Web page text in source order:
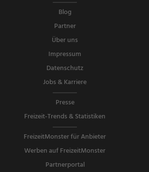
Blog
Partner
Über uns
Impressum
Datenschutz
Jobs & Karriere
Presse
Freizeit-Trends & Statistiken
FreizeitMonster für Anbieter
Werben auf FreizeitMonster
Partnerportal